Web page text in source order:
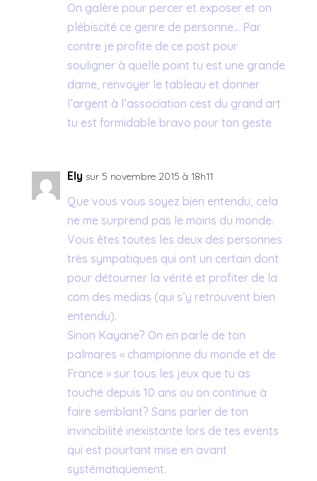
On galère pour percer et exposer et on
plébiscité ce genre de personne… Par
contre je profite de ce post pour
souligner à quelle point tu est une grande
dame, renvoyer le tableau et donner
l’argent à l’association cest du grand art
tu est formidable bravo pour ton geste
Ely sur 5 novembre 2015 à 18h11
Que vous vous soyez bien entendu, cela
ne me surprend pas le moins du monde.
Vous êtes toutes les deux des personnes
très sympatiques qui ont un certain dont
pour détourner la vérité et profiter de la
com des medias (qui s’y retrouvent bien
entendu).
Sinon Kayane? On en parle de ton
palmares « championne du monde et de
France » sur tous les jeux que tu as
touché depuis 10 ans ou on continue à
faire semblant? Sans parler de ton
invincibilité inexistante lors de tes events
qui est pourtant mise en avant
systématiquement.